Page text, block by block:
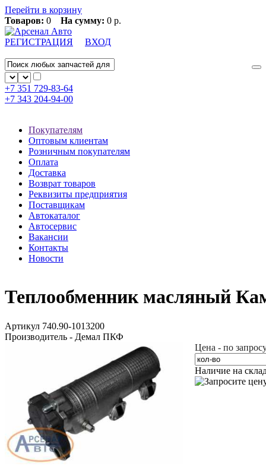
Перейти в корзину
Товаров: 0 На сумму: 0 р.
РЕГИСТРАЦИЯ ВХОД
+7 351 729-83-64
+7 343 204-94-00
Покупателям
Оптовым клиентам
Розничным покупателям
Оплата
Доставка
Возврат товаров
Реквизиты предприятия
Поставщикам
Автокаталог
Автосервис
Вакансии
Контакты
Новости
Теплообменник масляный
Артикул 740.90-1013200
Производитель - Демал ПКФ
Цена - по
Наличие на